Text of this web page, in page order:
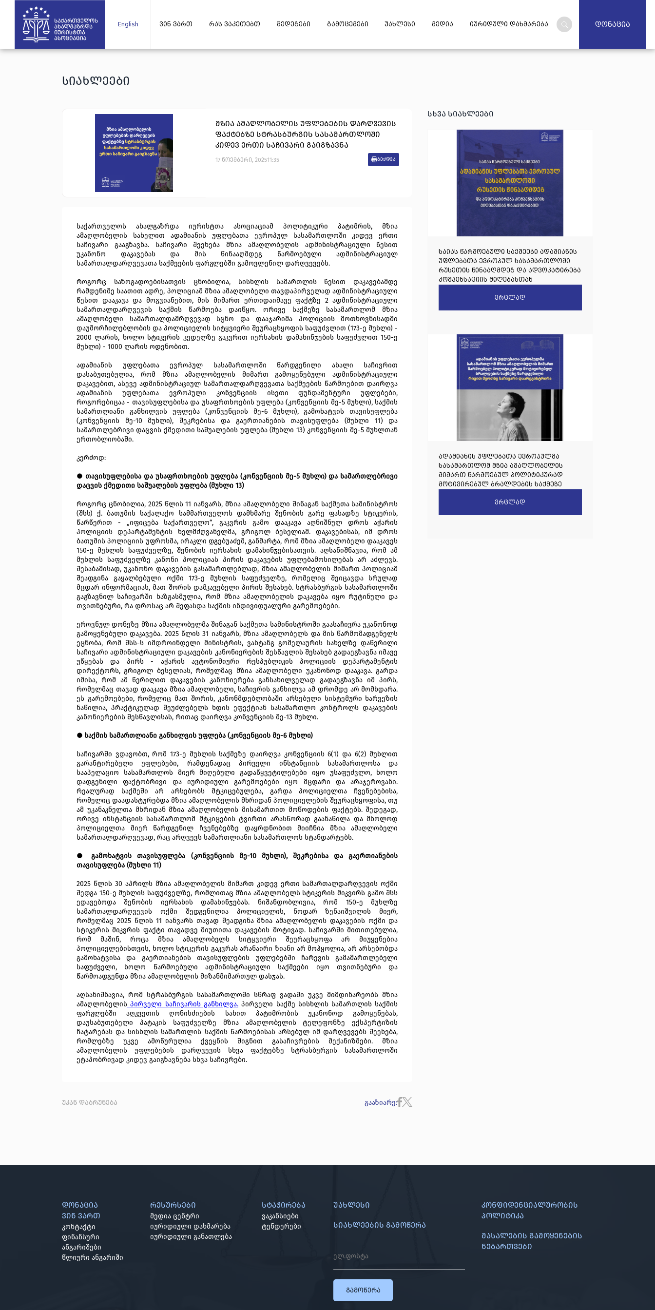
English ვინ ვართ რას ვაკეთებთ შედეგები გამოცემები უახლესი მედია იურიდული დახმარება დონაცია
სიახლეები
მზია ამაღლობელის უფლებების დარღვევის
ფაქტებზე სტრასბურგის სასამართლოში
კიდევ ერთი საჩივარი გაიგზავნა
17 ნოემბერი, 202511:35 ბეჭდვა
საქართველოს ახალგაზრდა იურისტთა ასოციაციამ პოლიტიკური პატიმრის, მზია
ამაღლობელის სახელით ადამიანის უფლებათა ევროპულ სასამართლოში კიდევ ერთი
საჩივარი გააგზავნა. საჩივარი შეეხება მზია ამაღლობელის ადმინისტრაციული წესით
უკანონო დაკავებას და მის წინააღმდეგ წარმოებული ადმინისტრაციულ
სამართალდარღვევათა საქმეების ფარგლებში გამოვლენილ დარღვევებს.
როგორც საზოგადოებისათვის ცნობილია, სისხლის სამართლის წესით დაკავებამდე
რამდენიმე საათით ადრე, პოლიციამ მზია ამაღლობელი თავდაპირველად ადმინისტრაციული
წესით დააკავა და მოგვიანებით, მის მიმართ ერთიდაიმავე ფაქტზე 2 ადმინისტრაციული
სამართალდარღვევის საქმის წარმოება დაიწყო. ორივე საქმეზე სასამართლომ მზია
ამაღლობელი სამართალდამრღვევად სცნო და დააჯარიმა პოლიციის მოთხოვნისადმი
დაუმორჩილებლობის და პოლიციელის სიტყვიერი შეურაცხყოფის საფუძვლით (173-ე მუხლი) -
2000 ლარის, ხოლო სტიკერის კედელზე გაკვრით იერსახის დამახინჯების საფუძვლით 150-ე
მუხლი) - 1000 ლარის ოდენობით.
ადამიანის უფლებათა ევროპულ სასამართლოში წარდგენილი ახალი საჩივრით
დასაბუთებულია, რომ მზია ამაღლობელის მიმართ გამოყენებული ადმინისტრაციული
დაკავებით, ასევე ადმინისტრაციულ სამართალდარღვევათა საქმეების წარმოებით დაირღვა
ადამიანის უფლებათა ევროპული კონვენციის ისეთი ფუნდამენტური უფლებები,
როგორებიცაა - თავისუფლებისა და უსაფრთხოების უფლება (კონვენციის მე-5 მუხლი), საქმის
სამართლიანი განხილვის უფლება (კონვენციის მე-6 მუხლი), გამოხატვის თავისუფლება
(კონვენციის მე-10 მუხლი), შეკრებისა და გაერთიანების თავისუფლება (მუხლი 11) და
სამართლებრივი დაცვის ქმედითი საშუალების უფლება (მუხლი 13) კონვენციის მე-5 მუხლთან
ერთობლიობაში.
კერძოდ:
● თავისუფლებისა და უსაფრთხოების უფლება (კონვენციის მე-5 მუხლი) და სამართლებრივი
დაცვის ქმედითი საშუალების უფლება (მუხლი 13)
როგორც ცნობილია, 2025 წლის 11 იანვარს, მზია ამაღლობელი შინაგან საქმეთა სამინისტროს
(შსს) ქ. ბათუმის საქალაქო სამმართველოს დამხმარე შენობის გარე ფასადზე სტიკერის,
წარწერით - „იფიცება საქართველო“, გაკვრის გამო დააკავა აღნიშნულ დროს აჭარის
პოლიციის დეპარტამენტის ხელმძღვანელმა, გრიგოლ ბესელიამ. დაკავებისას, იმ დროს
ბათუმის პოლიციის უფროსმა, ირაკლი დგებუაძემ, განმარტა, რომ მზია ამაღლობელი დააკავეს
150-ე მუხლის საფუძველზე, შენობის იერსახის დამახინჯებისათვის. აღსანიშნავია, რომ ამ
მუხლის საფუძველზე კანონი პოლიციას პირის დაკავების უფლებამოსილებას არ აძლევს.
შესაბამისად, უკანონო დაკავების გასამართლებლად, მზია ამაღლობელის მიმართ პოლიციამ
შეადგინა გაყალბებული ოქმი 173-ე მუხლის საფუძველზე, რომელიც შეიცავდა სრულად
მცდარინფორმაციას, მათ შორის დამკავებელი პირის შესახებ. სტრასბურგის სასამართლოში
გაგზავნილ საჩივარში ხაზგასმულია, რომ მზია ამაღლობელის დაკავება იყო რუტინული და
თვითნებური, რა დროსაც არ შეფასდა საქმის ინდივიდუალური გარემოებები.
ეროვნულ დონეზე მზია ამაღლობელმა შინაგან საქმეთა სამინისტროში გაასაჩივრა უკანონოდ
გამოყენებული დაკავება. 2025 წლის 31 იანვარს, მზია ამაღლობელს და მის წარმომადგენელს
ეცნობა, რომ შსს-ს იმდროინდელი მინისტრის, ვახტანგ გომელაურის სახელზე დაწერილი
საჩივარი ადმინისტრაციული დაკავების კანონიერების შესწავლის შესახებ გადაეგზავნა იმავე
უწყებას და პირს - აჭარის ავტონომიური რესპუბლიკის პოლიციის დეპარტამენტის
დირექტორს, გრიგოლ ბესელიას, რომელმაც მზია ამაღლობელი უკანონოდ დააკავა. გარდა
იმისა, რომ ამ წერილით დაკავების კანონიერება განსახილველად გადაეგზავნა იმ პირს,
რომელმაც თავად დააკავა მზია ამაღლობელი, საჩივრის განხილვა ამ დრომდე არ მომხდარა.
ეს გარემოებები, რომელიც მათ შორის, კანონმდებლობაში არსებული სისტემური ხარვეზის
ნაწილია, პრაქტიკულად შეუძლებელს ხდის ეფექტიან სასამართლო კონტროლს დაკავების
კანონიერების შესწავლისას, რითაც დაირღვა კონვენციის მე-13 მუხლი.
● საქმის სამართლიანი განხილვის უფლება (კონვენციის მე-6 მუხლი)
საჩივარში ვდავობთ, რომ 173-ე მუხლის საქმეზე დაირღვა კონვენციის 6(1) და 6(2) მუხლით
გარანტირებული უფლებები, რამდენადაც პირველი ინსტანციის სასამართლოსა და
სააპელაციო სასამართლოს მიერ მიღებული გადაწყვეტილებები იყო უსაფუძვლო, ხოლო
დადგენილი ფაქტობრივი და იურიდიული გარემოებები იყო მცდარი და არაჯეროვანი.
რეალურად საქმეში არ არსებობს მტკიცებულება, გარდა პოლიციელთა ჩვენებებისა,
რომელიც დაადასტურებდა მზია ამაღლობელის მხრიდან პოლიციელების შეურაცხყოფისა, თუ
ამ უკანაკნელთა მხრიდან მზია ამაღლობელის მისამართით მოწოდების ფაქტებს. შედეგად,
ორივე ინსტანციის სასამართლომ მტკიცების ტვირთი არასწორად გაანაწილა და მხოლოდ
პოლიციელთა მიერ წარდგენილ ჩვენებებზე დაყრდნობით მიიჩნია მზია ამაღლობელი
სამართალდარღვევად, რაც არღვევს სამართლიანი სასამართლოს სტანდარტებს.
● გამოხატვის თავისუფლება (კონვენციის მე-10 მუხლი), შეკრებისა და გაერთიანების
თავისუფლება (მუხლი 11)
2025 წლის 30 აპრილს მზია ამაღლობელის მიმართ კიდევ ერთი სამართალდარღვევის ოქმი
შედგა 150-ე მუხლის საფუძველზე, რომლითაც მზია ამაღლობელს სტიკერის მიკვირს გამო შსს
ედავებოდა შენობის იერსახის დამახინჯებას. ნიშანდობლივია, რომ 150-ე მუხლზე
სამართალდარღვევის ოქმი შედგენილია პოლიციელის, ნოდარ ზენაიშვილის მიერ,
რომელმაც 2025 წლის 11 იანვარს თავად შეადგინა მზია ამაღლობელის დაკავების ოქმი და
სტიკერის მიკვრის ფაქტი თავადვე მიუთითა დაკავების მოტივად. საჩივარში მითითებულია,
რომ მაშინ, როცა მზია ამაღლობელს სიტყვიერი შეურაცხყოფა არ მიუყენებია
პოლიციელებისთვის, ხოლო სტიკერის გაკვრას არანაირი ზიანი არ მოჰყოლია, არ არსებობდა
გამოხატვისა და გაერთიანების თავისუფლების უფლებებში ჩარევის გამამართლებელი
საფუძველი, ხოლო წარმოებული ადმინისტრაციული საქმეები იყო თვითნებური და
წარმოადგენდა მზია ამაღლობელის მიზანმიმართულ დასჯას.
აღსანიშნავია, რომ სტრასბურგის სასამართლოში სწრაფ ვადაში უკვე მიმდინარეობს მზია
ამაღლობელის პირველი საჩივარის განხილვა.პირველი საქმე სისხლის სამართლის საქმის
ფარგლებში აღკვეთის ღონისძიების სახით პატიმრობის უკანონოდ გამოყენებას,
დაუსაბუთებელი პატაკის საფუძველზე მზია ამაღლობელის ტელეფონზე ექსპერტიზის
ჩატარებას და სისხლის სამართლის საქმის წარმოებისას არსებულ იმ დარღვევებს შეეხება,
რომლებზე უკვე ამოწურულია ქვეყნის შიგნით გასაჩივრების მექანიზმები. მზია
ამაღლობელის უფლებების დარღვევის სხვა ფაქტებზე სტრასბურგის სასამართლოში
ეტაპობრივად კიდევ გაიგზავნება სხვა საჩივრები.
უკან დაბრუნება გააზიარე:
სხვა სიახლეები
საიას წარმოებული საქმეები ადამიანის
უფლებათა ევროპულ სასამართლოში
რუსეთის წინააღმდეგ და ადვოკატირება
კომპენსაციის მიღებასთან
ვრცლად
ადამიანის უფლებათა ევროპულმა
სასამართლომ მზია ამაღლობელის
მიმართ წარმოებულ პოლიტიკურად
მოტივირებულ ბრალდების საქმეზე
დაარეგისტრირავრცლად
დონაცია
ვინ ვართ
კონტაქტი
ფინანსური
ანგარიშები
წლიური ანგარიში
რესურსები
მედია ცენტრი
იურიდიული დახმარება
იურიდიული განათლება
სტაჟირება
ვაკანსიები
ტენდერები
უახლესი
სიახლეების გამოწერა
გამოწერა
კონფიდენციალურობის
პოლიტიკა
მასალების გამოყენების
ნებართვები